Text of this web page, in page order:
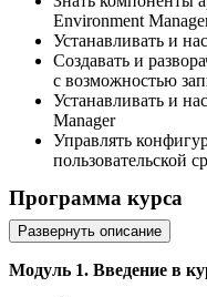
Environment
Устанавливать и
Создавать и
с возможностью
Устанавливать и
Manager
Управлять
пользовательской
Программа курса
Развернуть описание
Модуль 1. Введение в